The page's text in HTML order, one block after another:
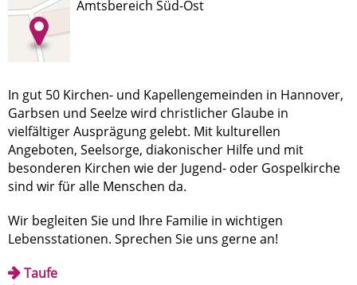
Amtsbereich Süd-Ost
In gut 50 Kirchen- und Kapellengemeinden in Hannover,
Garbsen und Seelze wird christlicher Glaube in
vielfältiger Ausprägung gelebt. Mit kulturellen
Angeboten, Seelsorge, diakonischer Hilfe und mit
besonderen Kirchen wie der Jugend- oder Gospelkirche
sind wir für alle Menschen da.
Wir begleiten Sie und Ihre Familie in wichtigen
Lebensstationen. Sprechen Sie uns gerne an!
Taufe